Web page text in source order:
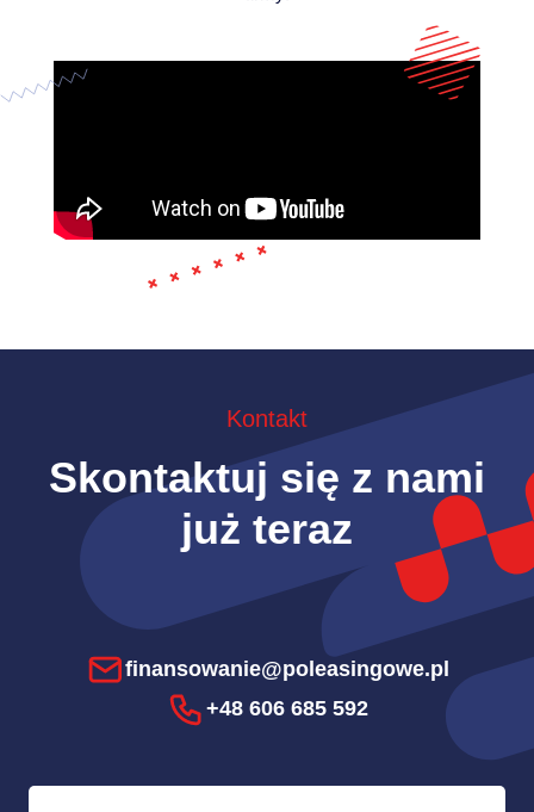
Kontakt
Skontaktuj się z nami
już teraz
finansowanie@poleasingowe.pl
+48 606 685 592